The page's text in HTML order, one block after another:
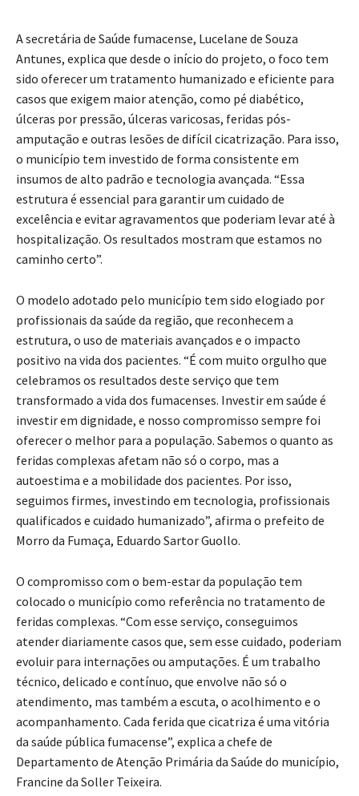
A secretária de Saúde fumacense, Lucelane de Souza
Antunes, explica que desde o início do projeto, o foco tem
sido oferecer um tratamento humanizado e eficiente para
casos que exigem maior atenção, como pé diabético,
úlceras por pressão, úlceras varicosas, feridas pós-
amputação e outras lesões de difícil cicatrização. Para isso,
o município tem investido de forma consistente em
insumos de alto padrão e tecnologia avançada. “Essa
estrutura é essencial para garantir um cuidado de
excelência e evitar agravamentos que poderiam levar até à
hospitalização. Os resultados mostram que estamos no
caminho certo”.
O modelo adotado pelo município tem sido elogiado por
profissionais da saúde da região, que reconhecem a
estrutura, o uso de materiais avançados e o impacto
positivo na vida dos pacientes. “É com muito orgulho que
celebramos os resultados deste serviço que tem
transformado a vida dos fumacenses. Investir em saúde é
investir em dignidade, e nosso compromisso sempre foi
oferecer o melhor para a população. Sabemos o quanto as
feridas complexas afetam não só o corpo, mas a
autoestima e a mobilidade dos pacientes. Por isso,
seguimos firmes, investindo em tecnologia, profissionais
qualificados e cuidado humanizado”, afirma o prefeito de
Morro da Fumaça, Eduardo Sartor Guollo.
O compromisso com o bem-estar da população tem
colocado o município como referência no tratamento de
feridas complexas. “Com esse serviço, conseguimos
atender diariamente casos que, sem esse cuidado, poderiam
evoluir para internações ou amputações. É um trabalho
técnico, delicado e contínuo, que envolve não só o
atendimento, mas também a escuta, o acolhimento e o
acompanhamento. Cada ferida que cicatriza é uma vitória
da saúde pública fumacense”, explica a chefe de
Departamento de Atenção Primária da Saúde do município,
Francine da Soller Teixeira.